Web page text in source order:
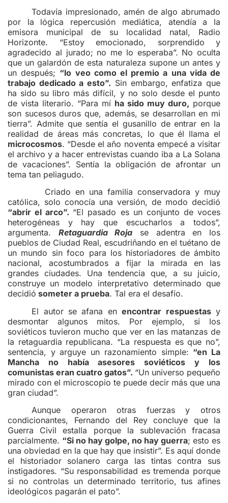
Todavía impresionado, amén de algo abrumado
por la lógica repercusión mediática, atendía a la
emisora municipal de su localidad natal, Radio
Horizonte. “Estoy emocionado, sorprendido y
agradecido al jurado; no me lo esperaba”. No oculta
que un galardón de esta naturaleza supone un antes y
un después; “lo veo como el premio a una vida de
trabajo dedicado a esto”. Sin embargo, enfatiza que
ha sido su libro más difícil, y no solo desde el punto
de vista literario. “Para mí ha sido muy duro, porque
son sucesos duros que, además, se desarrollan en mi
tierra”. Admite que sentía el gusanillo de entrar en la
realidad de áreas más concretas, lo que él llama el
microcosmos. “Desde el año noventa empecé a visitar
el archivo y a hacer entrevistas cuando iba a La Solana
de vacaciones”. Sentía la obligación de afrontar un
tema tan peliagudo.
Criado en una familia conservadora y muy
católica, solo conocía una versión, de modo decidió
“abrir el arco”. “El pasado es un conjunto de voces
heterogéneas y hay que escucharlos a todos”,
argumenta. Retaguardia Roja se adentra en los
pueblos de Ciudad Real, escudriñando en el tuétano de
un mundo sin foco para los historiadores de ámbito
nacional, acostumbrados a fijar la mirada en las
grandes ciudades. Una tendencia que, a su juicio,
construye un modelo interpretativo determinado que
decidió someter a prueba. Tal era el desafío.
El autor se afana enencontrar respuestasy
desmontar algunos mitos. Por ejemplo, si los
soviéticos tuvieron mucho que ver en las matanzas de
la retaguardia republicana. “La respuesta es que no”,
sentencia, y arguye un razonamiento simple: “en La
Mancha no había asesores soviéticos y los
comunistas eran cuatro gatos”. “Un universo pequeño
mirado con el microscopio te puede decir más que una
gran ciudad”.
Aunque operaron otras fuerzas y otros
condicionantes, Fernando del Rey concluye que la
Guerra Civil estalla porque la sublevación fracasa
parcialmente. “Si no hay golpe, no hay guerra; esto es
una obviedad en la que hay que insistir”. Es aquí donde
el historiador solanero carga las tintas contra sus
instigadores. “Su responsabilidad es tremenda porque
si no controlas un determinado territorio, tus afines
ideológicos pagarán el pato”.